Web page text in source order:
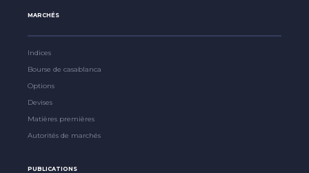
MARCHÉS
Indices
Bourse de casablanca
Options
Devises
Matières premières
Autorités de marchés
PUBLICATIONS